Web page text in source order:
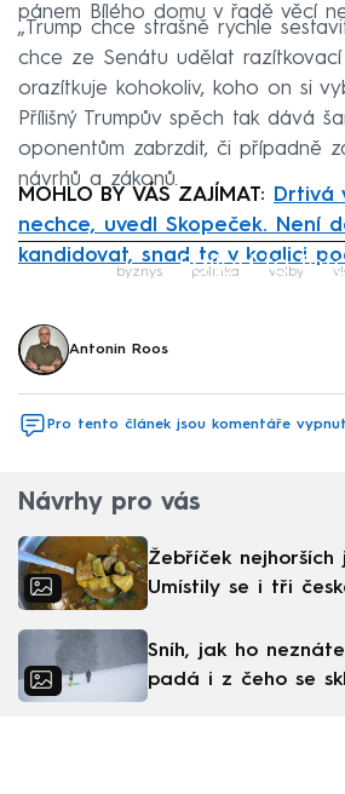
pánem Bílého domu v řadě věcí
„Trump chce strašně rychle
chce ze Senátu udělat razítkovací
orazítkuje kohokoliv, koho on si
Přílišný Trumpův spěch tak dává
oponentům zabrzdit, či případně
návrhů a zákonů.
MOHLO BY VÁS ZAJÍMAT:
Drtivá
nechce, uvedl Skopeček. Není
kandidovat, snad to v koalici
Failed to
byznys politika volby
Antonin Roos
Pro tento článek jsou komentáře
Návrhy pro vás
Žebříček nejhorších
Umístily se i tři
Sníh, jak ho
padá i z čeho se